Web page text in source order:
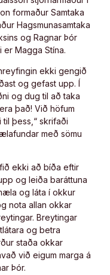
formaður Samtaka
Hagsmunasamtaka
og Ragnar Þór
er Magga Stína.
ekki gengið
og gefast upp. Í
og dug til að taka
það! Við höfum
þess,“ skrifaði
með sömu
ekki að bíða eftir
og leiða baráttuna
og láta í okkur
nota allan okkar
Breytingar
og betra
staða okkar
við eigum marga á
Þór.